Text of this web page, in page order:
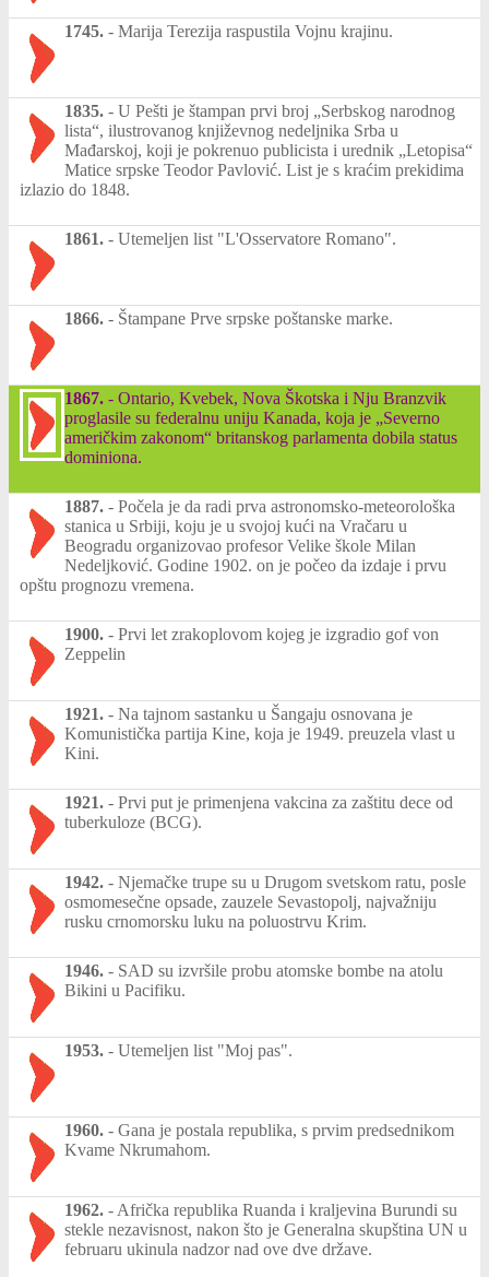
1745. - Marija Terezija raspustila Vojnu krajinu.
1835. - U Pešti je štampan prvi broj „Serbskog narodnog
lista“, ilustrovanog književnog nedeljnika Srba u
Mađarskoj, koji je pokrenuo publicista i urednik „Letopisa“
Matice srpske Teodor Pavlović. List je s kraćim prekidima
izlazio do 1848.
1861. - Utemeljen list "L'Osservatore Romano".
1866. - Štampane Prve srpske poštanske marke.
1867. - Ontario, Kvebek, Nova Škotska i Nju Branzvik
proglasile su federalnu uniju Kanada, koja je „Severno
američkim zakonom“ britanskog parlamenta dobila status
dominiona.
1887. - Počela je da radi prva astronomsko-meteorološka
stanica u Srbiji, koju je u svojoj kući na Vračaru u
Beogradu organizovao profesor Velike škole Milan
Nedeljković. Godine 1902. on je počeo da izdaje i prvu
opštu prognozu vremena.
1900. - Prvi let zrakoplovom kojeg je izgradio gof von
Zeppelin
1921. - Na tajnom sastanku u Šangaju osnovana je
Komunistička partija Kine, koja je 1949. preuzela vlast u
Kini.
1921. - Prvi put je primenjena vakcina za zaštitu dece od
tuberkuloze (BCG).
1942. - Njemačke trupe su u Drugom svetskom ratu, posle
osmomesečne opsade, zauzele Sevastopolj, najvažniju
rusku crnomorsku luku na poluostrvu Krim.
1946. - SAD su izvršile probu atomske bombe na atolu
Bikini u Pacifiku.
1953. - Utemeljen list "Moj pas".
1960. - Gana je postala republika, s prvim predsednikom
Kvame Nkrumahom.
1962. - Afrička republika Ruanda i kraljevina Burundi su
stekle nezavisnost, nakon što je Generalna skupština UN u
februaru ukinula nadzor nad ove dve države.